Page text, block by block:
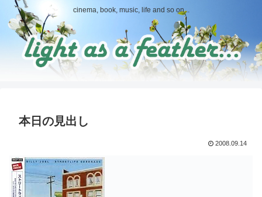
cinema, book, music, life and so on...
本日の見出し
2008.09.14